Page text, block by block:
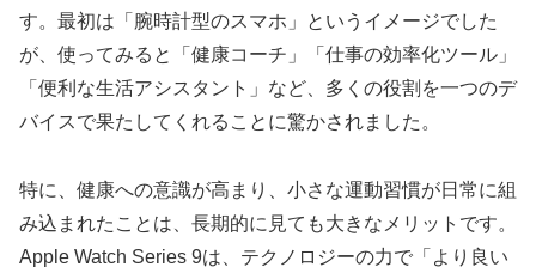
す。最初は「腕時計型のスマホ」というイメージでした
が、使ってみると「健康コーチ」「仕事の効率化ツール」
「便利な生活アシスタント」など、多くの役割を一つのデ
バイスで果たしてくれることに驚かされました。
特に、健康への意識が高まり、小さな運動習慣が日常に組
み込まれたことは、長期的に見ても大きなメリットです。
Apple Watch Series 9は、テクノロジーの力で「より良い